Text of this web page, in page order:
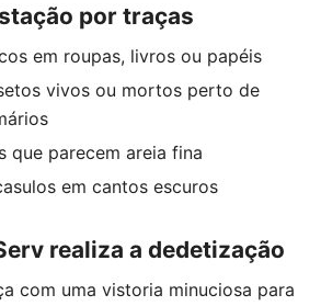
por traças
em roupas, livros ou papéis
vivos ou mortos perto de
que parecem areia fina
em cantos escuros
realiza a dedetização
com uma vistoria minuciosa para